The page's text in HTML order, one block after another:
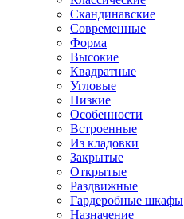
Скандинавские
Современные
Форма
Высокие
Квадратные
Угловые
Низкие
Особенности
Встроенные
Из кладовки
Закрытые
Открытые
Раздвижные
Гардеробные шкафы
Назначение